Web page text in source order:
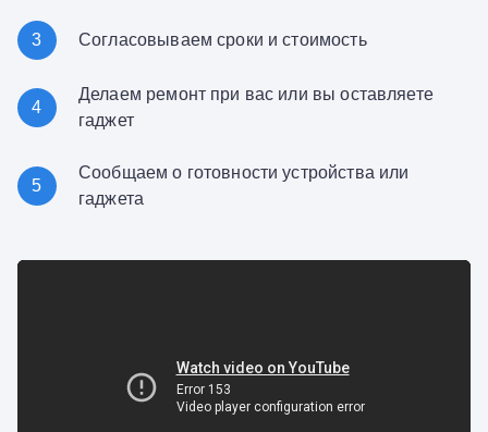
3 Согласовываем сроки и стоимость
4
Делаем ремонт при вас или вы оставляете
гаджет
5
Сообщаем о готовности устройства или
гаджета